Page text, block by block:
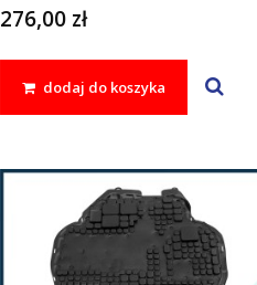
2004, Skoda OCTAVIA I 1996 - 2010,
Volkswagen BORA 1998 - 2005, GOLF IV
276,00 zł
dodaj do koszyka